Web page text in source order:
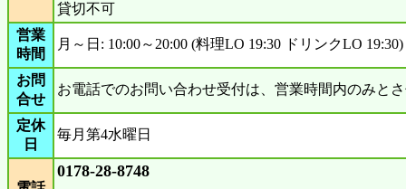
貸切不可
営業
時間
月～日: 10:00～20:00 (料理LO 19:30 ドリンクLO 19:30)
お問
合せ
お電話でのお問い合わせ受付は、営業時間内のみと
定休
日
毎月第4水曜日
0178-28-8748